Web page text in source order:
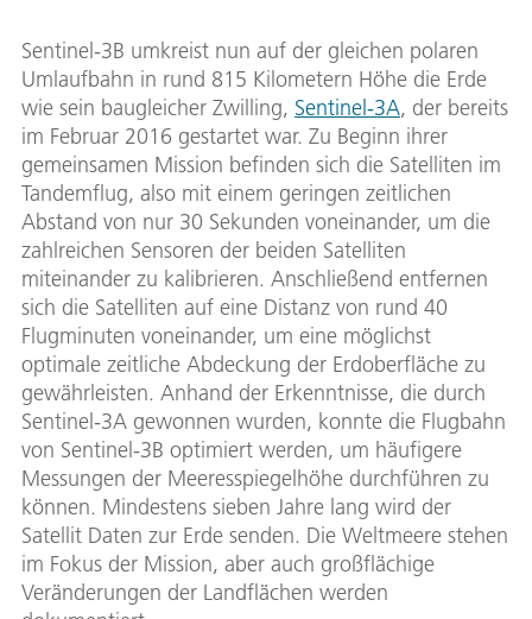
Sentinel-3B umkreist nun auf der gleichen polaren
Umlaufbahn in rund 815 Kilometern Höhe die Erde
wie sein baugleicher Zwilling, Sentinel-3A, der bereits
im Februar 2016 gestartet war. Zu Beginn ihrer
gemeinsamen Mission befinden sich die Satelliten im
Tandemflug, also mit einem geringen zeitlichen
Abstand von nur 30 Sekunden voneinander, um die
zahlreichen Sensoren der beiden Satelliten
miteinander zu kalibrieren. Anschließend entfernen
sich die Satelliten auf eine Distanz von rund 40
Flugminuten voneinander, um eine möglichst
optimale zeitliche Abdeckung der Erdoberfläche zu
gewährleisten. Anhand der Erkenntnisse, die durch
Sentinel-3A gewonnen wurden, konnte die Flugbahn
von Sentinel-3B optimiert werden, um häufigere
Messungen der Meeresspiegelhöhe durchführen zu
können. Mindestens sieben Jahre lang wird der
Satellit Daten zur Erde senden. Die Weltmeere stehen
im Fokus der Mission, aber auch großflächige
Veränderungen der Landflächen werden